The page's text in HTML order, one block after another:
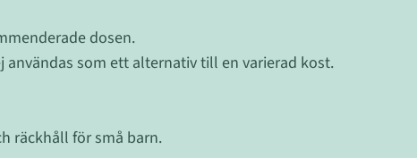
dosen.
användas som ett alternativ till en varierad kost.
räckhåll för små barn.